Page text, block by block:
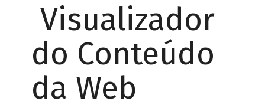
Visualizador
do Conteúdo
da Web